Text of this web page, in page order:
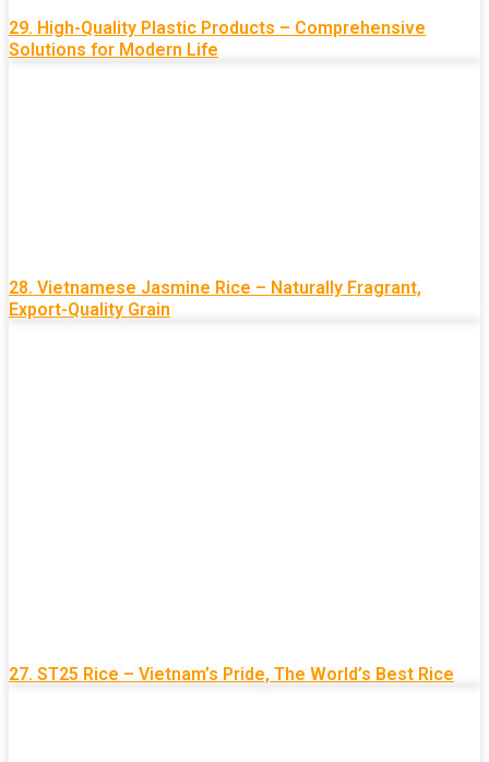
29. High-Quality Plastic Products – Comprehensive
Solutions for Modern Life
28. Vietnamese Jasmine Rice – Naturally Fragrant,
Export-Quality Grain
27. ST25 Rice – Vietnam’s Pride, The World’s Best Rice